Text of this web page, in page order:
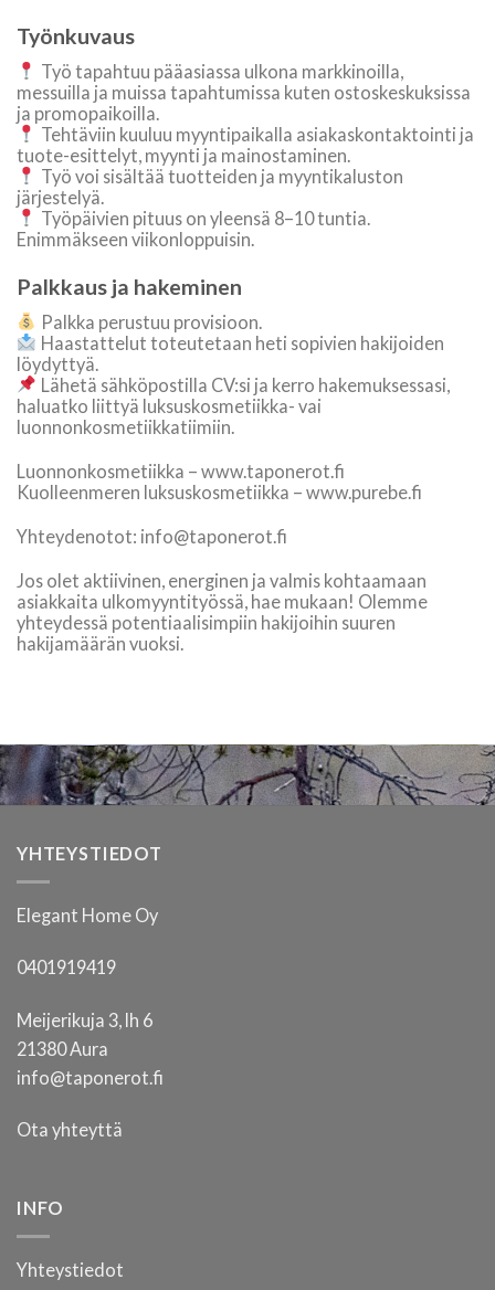
Työnkuvaus
Työ tapahtuu pääasiassa ulkona markkinoilla,
messuilla ja muissa tapahtumissa kuten ostoskeskuksissa
ja promopaikoilla.
Tehtäviin kuuluu myyntipaikalla asiakaskontaktointi ja
tuote-esittelyt, myynti ja mainostaminen.
Työ voi sisältää tuotteiden ja myyntikaluston
järjestelyä.
Työpäivien pituus on yleensä 8–10 tuntia.
Enimmäkseen viikonloppuisin.
Palkkaus ja hakeminen
Palkka perustuu provisioon.
Haastattelut toteutetaan heti sopivien hakijoiden
löydyttyä.
Lähetä sähköpostilla CV:si ja kerro hakemuksessasi,
haluatko liittyä luksuskosmetiikka- vai
luonnonkosmetiikkatiimiin.
Luonnonkosmetiikka – www.taponerot.fi
Kuolleenmeren luksuskosmetiikka – www.purebe.fi
Yhteydenotot: info@taponerot.fi
Jos olet aktiivinen, energinen ja valmis kohtaamaan
asiakkaita ulkomyyntityössä, hae mukaan! Olemme
yhteydessä potentiaalisimpiin hakijoihin suuren
hakijamäärän vuoksi.
YHTEYSTIEDOT
Elegant Home Oy
0401919419
Meijerikuja 3, lh 6
21380 Aura
info@taponerot.fi
Ota yhteyttä
INFO
Yhteystiedot